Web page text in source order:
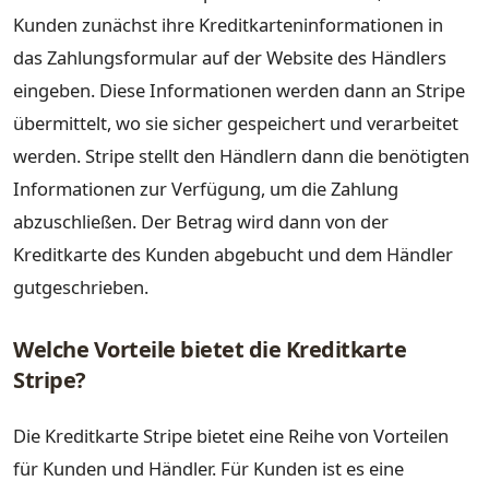
Kunden zunächst ihre Kreditkarteninformationen in
das Zahlungsformular auf der Website des Händlers
eingeben. Diese Informationen werden dann an Stripe
übermittelt, wo sie sicher gespeichert und verarbeitet
werden. Stripe stellt den Händlern dann die benötigten
Informationen zur Verfügung, um die Zahlung
abzuschließen. Der Betrag wird dann von der
Kreditkarte des Kunden abgebucht und dem Händler
gutgeschrieben.
Welche Vorteile bietet die Kreditkarte
Stripe?
Die Kreditkarte Stripe bietet eine Reihe von Vorteilen
für Kunden und Händler. Für Kunden ist es eine